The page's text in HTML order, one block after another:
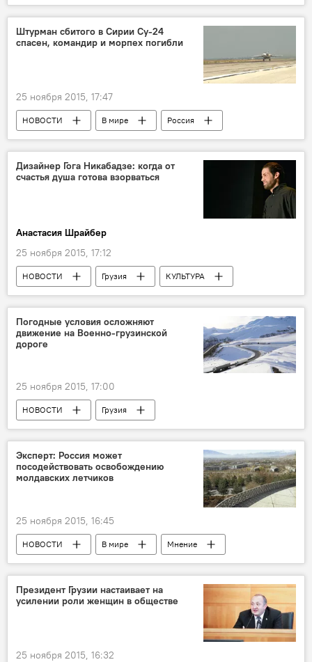
Россия
Штурман сбитого в Сирии Су-24
спасен, командир и морпех погибли
25 ноября 2015, 17:47
НОВОСТИ В мире
Россия
ПРОИСШЕСТВИЯ
Дизайнер Гога Никабадзе: когда от
счастья душа готова взорваться
Анастасия Шрайбер
25 ноября 2015, 17:12
НОВОСТИ Грузия
КУЛЬТУРА
Россия
ОБЩЕСТВО
Погодные условия осложняют
движение на Военно-грузинской
дороге
25 ноября 2015, 17:00
НОВОСТИ
Грузия
ПРОИСШЕСТВИЯ
Эксперт: Россия может
посодействовать освобождению
молдавских летчиков
25 ноября 2015, 16:45
НОВОСТИ В мире
Мнение
Россия
ПРОИСШЕСТВИЯ
Президент Грузии настаивает на
усилении роли женщин в обществе
25 ноября 2015, 16:32